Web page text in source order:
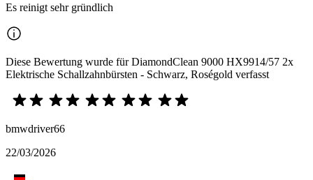
Es reinigt sehr gründlich
Diese Bewertung wurde für DiamondClean 9000 HX9914/57 2x
Elektrische Schallzahnbürsten - Schwarz, Roségold verfasst
bmwdriver66
22/03/2026